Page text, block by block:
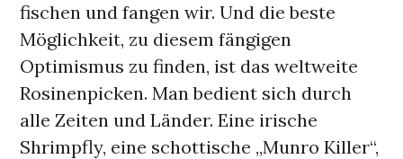
fischen und fangen wir. Und die beste
Möglichkeit, zu diesem fängigen
Optimismus zu finden, ist das weltweite
Rosinenpicken. Man bedient sich durch
alle Zeiten und Länder. Eine irische
Shrimpfly, eine schottische „Munro Killer“,